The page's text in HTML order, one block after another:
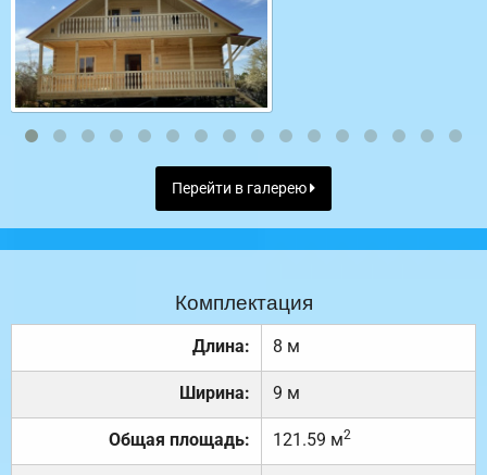
Перейти в галерею
Комплектация
Длина: 8 м
Ширина: 9 м
Общая площадь: 121.59 м2